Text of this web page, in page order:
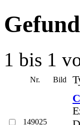
1 bis 1
Nr. Bild
149025